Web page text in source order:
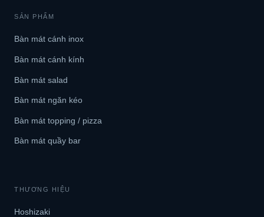
SẢN PHẨM
Bàn mát cánh inox
Bàn mát cánh kính
Bàn mát salad
Bàn mát ngăn kéo
Bàn mát topping / pizza
Bàn mát quầy bar
THƯƠNG HIỆU
Hoshizaki